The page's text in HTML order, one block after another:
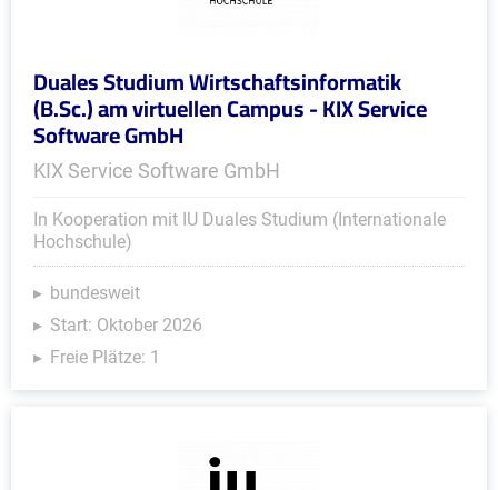
Duales Studium Wirtschaftsinformatik
(B.Sc.) am virtuellen Campus - KIX Service
Software GmbH
KIX Service Software GmbH
In Kooperation mit IU Duales Studium (Internationale
Hochschule)
bundesweit
Start: Oktober 2026
Freie Plätze: 1